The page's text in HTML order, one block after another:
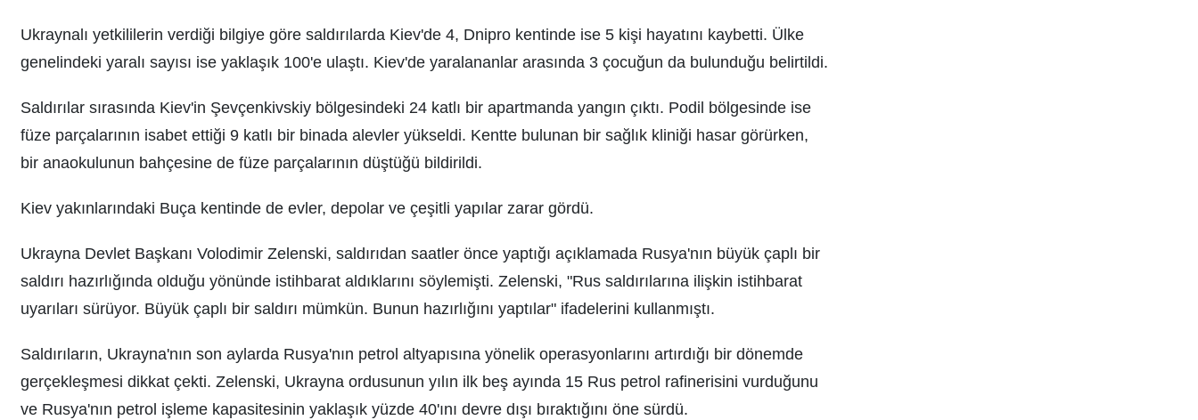
Ukraynalı yetkililerin verdiği bilgiye göre saldırılarda Kiev'de 4, Dnipro kentinde ise 5 kişi hayatını kaybetti. Ülke
genelindeki yaralı sayısı ise yaklaşık 100'e ulaştı. Kiev'de yaralananlar arasında 3 çocuğun da bulunduğu belirtildi.
Saldırılar sırasında Kiev'in Şevçenkivskiy bölgesindeki 24 katlı bir apartmanda yangın çıktı. Podil bölgesinde ise
füze parçalarının isabet ettiği 9 katlı bir binada alevler yükseldi. Kentte bulunan bir sağlık kliniği hasar görürken,
bir anaokulunun bahçesine de füze parçalarının düştüğü bildirildi.
Kiev yakınlarındaki Buça kentinde de evler, depolar ve çeşitli yapılar zarar gördü.
Ukrayna Devlet Başkanı Volodimir Zelenski, saldırıdan saatler önce yaptığı açıklamada Rusya'nın büyük çaplı bir
saldırı hazırlığında olduğu yönünde istihbarat aldıklarını söylemişti. Zelenski, "Rus saldırılarına ilişkin istihbarat
uyarıları sürüyor. Büyük çaplı bir saldırı mümkün. Bunun hazırlığını yaptılar" ifadelerini kullanmıştı.
Saldırıların, Ukrayna'nın son aylarda Rusya'nın petrol altyapısına yönelik operasyonlarını artırdığı bir dönemde
gerçekleşmesi dikkat çekti. Zelenski, Ukrayna ordusunun yılın ilk beş ayında 15 Rus petrol rafinerisini vurduğunu
ve Rusya'nın petrol işleme kapasitesinin yaklaşık yüzde 40'ını devre dışı bıraktığını öne sürdü.